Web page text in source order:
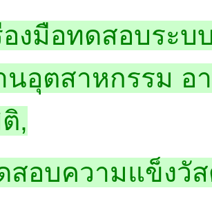
องมือทดสอบระ
นอุตสาหกรรม
,
สอบความแข็งวั